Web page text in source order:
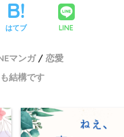
はてブ LINE
マンガ
恋愛
結構です